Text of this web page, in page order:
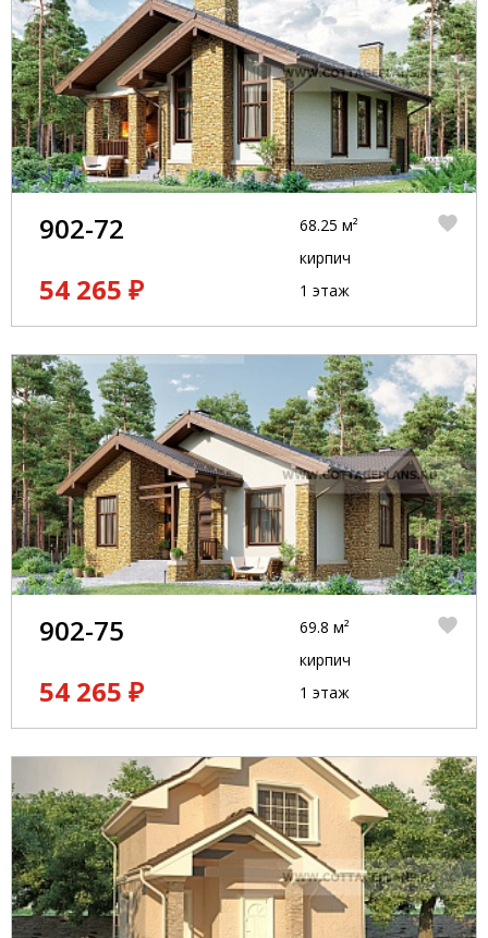
902-72
54 265 ₽
68.25 м²
кирпич
1 этаж
902-75
54 265 ₽
69.8 м²
кирпич
1 этаж